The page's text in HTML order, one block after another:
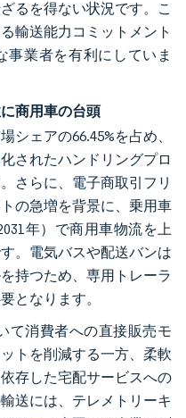
るを得ない状況です。こ
輸送能力コミットメント
事業者を有利にしていま
商用車の台頭
シェアの66.45%を占め、
されたハンドリングプロ
さらに、電子商取引フリ
の急増を背景に、乗用車
年）で商用車物流を上
。電気バスや配送バンは
持つため、専用トレーラ
となります。
て消費者への直接販売モ
トを削減する一方、柔軟
存した宅配サービスへの
送には、テレメトリーキ